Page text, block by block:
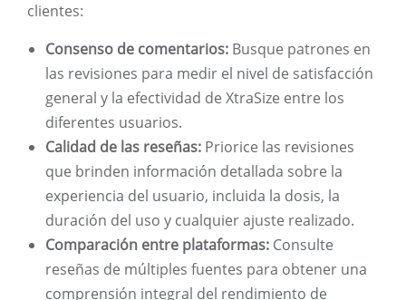
clientes:
Consenso de comentarios: Busque patrones en
las revisiones para medir el nivel de satisfacción
general y la efectividad de XtraSize entre los
diferentes usuarios.
Calidad de las reseñas: Priorice las revisiones
que brinden información detallada sobre la
experiencia del usuario, incluida la dosis, la
duración del uso y cualquier ajuste realizado.
Comparación entre plataformas: Consulte
reseñas de múltiples fuentes para obtener una
comprensión integral del rendimiento de